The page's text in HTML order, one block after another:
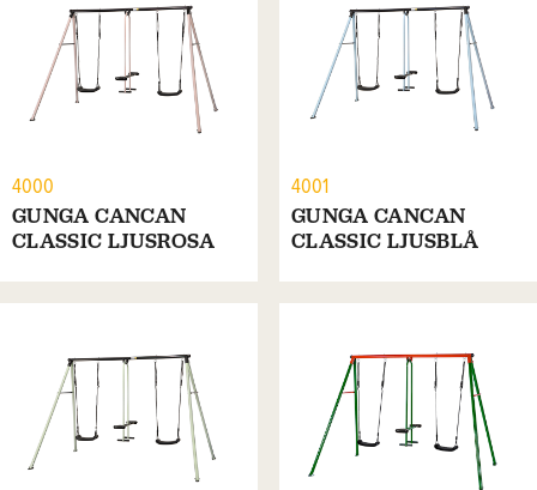
4000
GUNGA CANCAN
CLASSIC LJUSROSA
4001
GUNGA CANCAN
CLASSIC LJUSBLÅ